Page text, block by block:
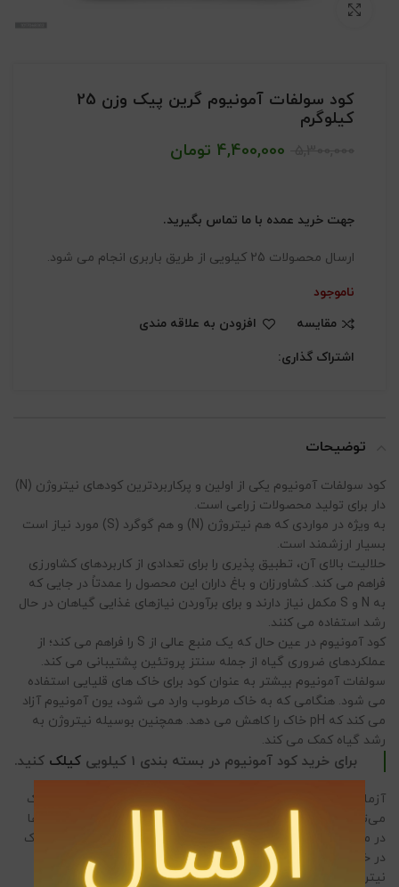
کود سولفات آمونیوم گرین پیک وزن 25
کیلوگرم
4,400,000 تومان
جهت خرید عمده با ما تماس بگیرید.
ارسال محصولات 25 کیلویی از طریق باربری انجام می شود.
ناموجود
مقایسه
افزودن به علاقه مندی
اشتراک گذاری:
توضیحات
کود سولفات آمونیوم یکی از اولین و پرکاربردترین کودهای نیتروژن (N)
دار برای تولید محصولات زراعی است.
به ویژه در مواردی که هم نیتروژن (N) و هم گوگرد (S) مورد نیاز است
بسیار ارزشمند است.
حلالیت بالای آن، تطبیق پذیری را برای تعدادی از کاربردهای کشاورزی
فراهم می کند. کشاورزان و باغ داران این محصول را عمدتاً در جایی که
به N و S مکمل نیاز دارند و برای برآوردن نیازهای غذایی گیاهان در حال
رشد استفاده می کنند.
کود آمونیوم در عین حال که یک منبع عالی از S را فراهم می کند؛ از
عملکردهای ضروری گیاه از جمله سنتز پروتئین پشتیبانی می کند.
سولفات آمونیوم بیشتر به عنوان کود برای خاک های قلیایی استفاده
می شود. هنگامی که به خاک مرطوب وارد می شود، یون آمونیوم آزاد
می کند که pH خاک را کاهش می دهد. همچنین بوسیله نیتروژن به
رشد گیاه کمک می کند.
برای خرید کود آمونیوم در بسته بندی 1 کیلویی کیلک کنید.
آزمایش‌های میدانی نشان می‌دهند که میزان از دست رفتن آمونیاک
می‌تواند از 0% تا 66% متغیر باشد که بسیاری از این از دست رفتن‌ها
در محدوده 20% تا 40% قرار دارند. این امر به دلیل آزاد شدن آمونیاک
در خاک‌های قلیایی است که می‌تواند منجر به کاهش دسترسی
نیتروژن برای گیاهان و تاثیرات زیست‌محیطی شود.